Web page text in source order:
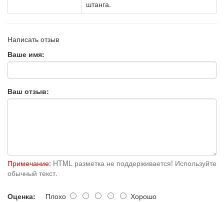
штанга.
Написать отзыв
Ваше имя:
Ваш отзыв:
Примечание: HTML разметка не поддерживается! Используйте
обычный текст.
Оценка: Плохо Хорошо